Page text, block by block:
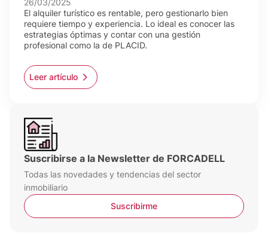
26/03/2025
El alquiler turístico es rentable, pero gestionarlo bien
requiere tiempo y experiencia. Lo ideal es conocer las
estrategias óptimas y contar con una gestión
profesional como la de PLACID.
Leer artículo
Suscribirse a la Newsletter de FORCADELL
Todas las novedades y tendencias del sector
inmobiliario
Suscribirme